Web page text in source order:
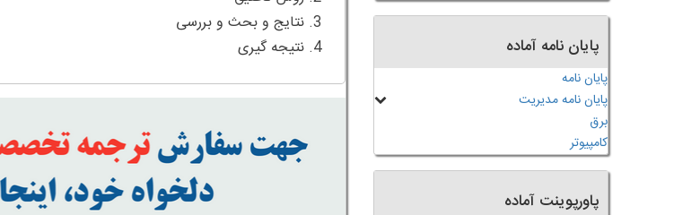
4. نتیجه گیری
پایان نامه آماده
پایان نامه
پایان نامه مدیریت
برق
کامپیوتر
پاورپوینت آماده